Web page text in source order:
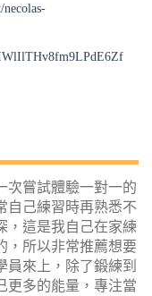
necolas-
次嘗試體驗一對一的
自己練習時再熟悉不
，這是我自己在家練
，所以非常推薦想要
員來上，除了鍛練到
更多的能量，專注當